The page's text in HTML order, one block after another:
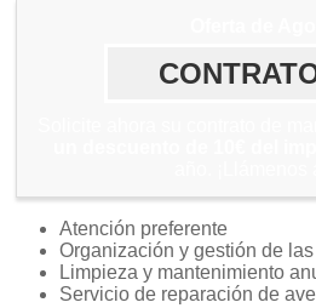
Atención preferente
Organización y gestión de
Limpieza y mantenimiento
Servicio de reparación de